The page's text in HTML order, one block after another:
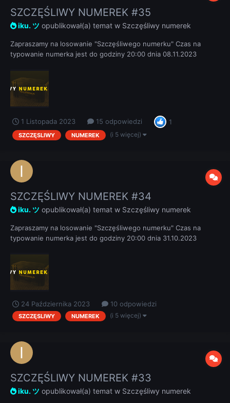
SZCZĘŚLIWY NUMEREK #35
iku. ツ opublikował(a) temat w Szczęśliwy numerek
Zapraszamy na losowanie "Szczęśliwego numerku" Czas na
typowanie numerka jest do godziny 20:00 dnia 08.11.2023
1 Listopada 2023 15 odpowiedzi 1
SZCZĘSLIWY NUMEREK (i 5 więcej)
SZCZĘŚLIWY NUMEREK #34
iku. ツ opublikował(a) temat w Szczęśliwy numerek
Zapraszamy na losowanie "Szczęśliwego numerku" Czas na
typowanie numerka jest do godziny 20:00 dnia 31.10.2023
24 Października 2023 10 odpowiedzi
SZCZĘSLIWY NUMEREK (i 5 więcej)
SZCZĘŚLIWY NUMEREK #33
iku. ツ opublikował(a) temat w Szczęśliwy numerek